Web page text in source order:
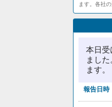
ます。各社
本日受
まし
ます。
報告日時